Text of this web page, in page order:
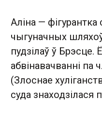
Аліна —
чыгуначных
пудзілаў ў
абвінавачванні па
(Злоснае
суда знаходзілася